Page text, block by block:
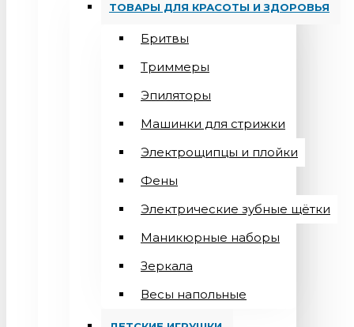
ТОВАРЫ ДЛЯ КРАСОТЫ И ЗДОРОВЬЯ
Бритвы
Триммеры
Эпиляторы
Машинки для стрижки
Электрощипцы и плойки
Фены
Электрические зубные щётки
Маникюрные наборы
Зеркала
Весы напольные